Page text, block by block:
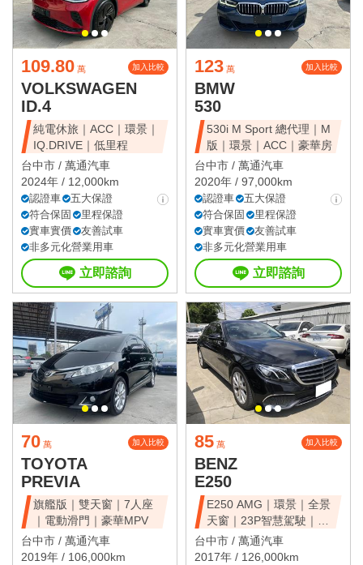
109.80 萬 加入比較
VOLKSWAGEN
ID.4
純電休旅｜ACC｜環景｜
IQ.DRIVE｜低里程
台中市 / 萬通汽車
2024年 / 12,000km
認證車
五大保證
符合保固
里程保證
實車實價
友善試車
非多元化營業用車
立即諮詢
123 萬 加入比較
BMW
530
530i M Sport 總代理｜M
版｜環景｜ACC｜豪華房
台中市 / 萬通汽車
2020年 / 97,000km
認證車
五大保證
符合保固
里程保證
實車實價
友善試車
非多元化營業用車
立即諮詢
70 萬 加入比較
TOYOTA
PREVIA
旗艦版｜雙天窗｜7人座
｜電動滑門｜豪華MPV
台中市 / 萬通汽車
2019年 / 106,000km
85 萬 加入比較
BENZ
E250
E250 AMG｜環景｜全景
天窗｜23P智慧駕駛｜總
代理
台中市 / 萬通汽車
2017年 / 126,000km